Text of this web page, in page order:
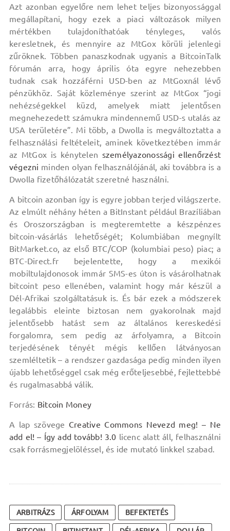
Azt azonban egyelőre nem lehet teljes bizonyossággal
megállapítani, hogy ezek a piaci változások milyen
mértékben tulajdoníthatóak tényleges, valós
keresletnek, és mennyire az MtGox körüli jelenlegi
zűröknek. Többen panaszkodnak ugyanis a BitcoinTalk
fórumán arra, hogy április óta egyre nehezebben
tudnak csak hozzáférni USD-ben az MtGoxnál lévő
pénzükhöz. Saját közleménye szerint az MtGox “jogi
nehézségekkel küzd, amelyek miatt jelentősen
megnehezedett számukra mindennemű USD-s utalás az
USA területére”. Mi több, a Dwolla is megváltoztatta a
felhasználási feltételeit, aminek következtében immár
az MtGox is kénytelen személyazonossági ellenőrzést
végezni minden olyan felhasználójánál, aki továbbra is a
Dwolla fizetőhálózatát szeretné használni.
A bitcoin azonban így is egyre jobban terjed világszerte.
Az elmúlt néhány héten a BitInstant például Brazíliában
és Oroszországban is megteremtette a készpénzes
bitcoin-vásárlás lehetőségét; Kolumbiában megnyílt
BitMarket.co, az első BTC/COP (kolumbiai peso) piac; a
BTC-Direct.fr bejelentette, hogy a mexikói
mobiltulajdonosok immár SMS-es úton is vásárolhatnak
bitcoint peso ellenében, valamint hogy már készül a
Dél-Afrikai szolgáltatásuk is. És bár ezek a módszerek
legalábbis eleinte biztosan nem gyakorolnak majd
jelentősebb hatást sem az általános kereskedési
forgalomra, sem pedig az árfolyamra, a Bitcoin
terjedésének tényét mégis kellően látványosan
szemléltetik – a rendszer gazdasága pedig minden ilyen
újabb lehetőséggel csak még erőteljesebbé, fejlettebbé
és rugalmasabbá válik.
Forrás: Bitcoin Money
A lap szövege Creative Commons Nevezd meg! – Ne
add el! – Így add tovább! 3.0 licenc alatt áll, felhasználni
csak forrásmegjelöléssel, és ide mutató linkkel szabad.
ARBITRÁZS ÁRFOLYAM BEFEKTETÉS